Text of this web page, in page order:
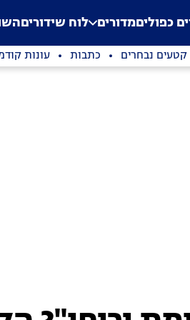
Application error: a
. כפוליםמדורים לוח שידורים
קטעים נבחרים כתבות עונות